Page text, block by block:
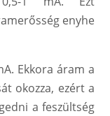
enyhe
Ekkora áram a
okozza, ezért a
a feszültség